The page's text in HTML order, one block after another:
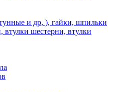
и др, ), гайки, шпильки
втулки шестерни, втулки